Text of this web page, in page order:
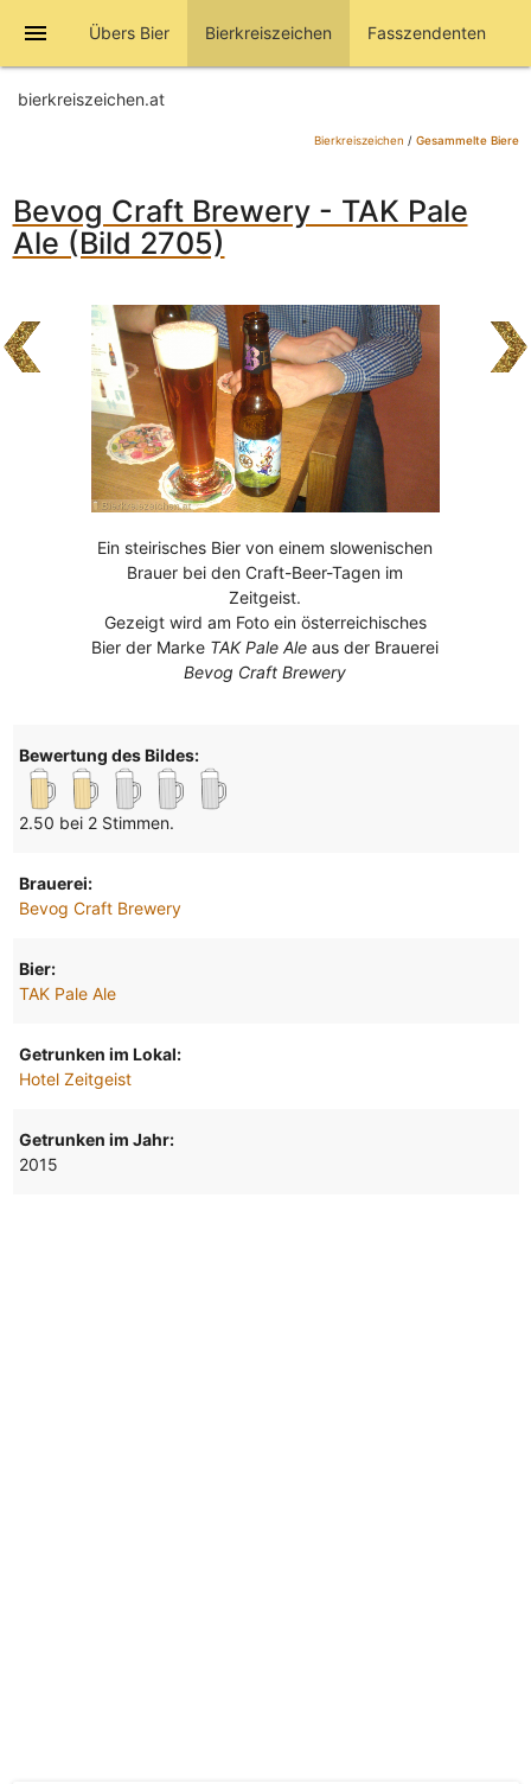
menu Übers Bier Bierkreiszeichen Fasszendenten
bierkreiszeichen.at
Bierkreiszeichen / Gesammelte Biere
Bevog Craft Brewery - TAK Pale
Ale (Bild 2705)
Ein steirisches Bier von einem slowenischen
Brauer bei den Craft-Beer-Tagen im
Zeitgeist.
Gezeigt wird am Foto ein österreichisches
Bier der Marke TAK Pale Ale aus der Brauerei
Bevog Craft Brewery
Bewertung des Bildes:
2.50 bei 2 Stimmen.
Brauerei:
Bevog Craft Brewery
Bier:
TAK Pale Ale
Getrunken im Lokal:
Hotel Zeitgeist
Getrunken im Jahr:
2015